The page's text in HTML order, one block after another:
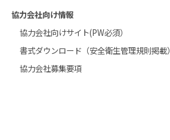
協力会社向け情報
協力会社向けサイト(PW必須）
書式ダウンロード（安全衛生管理規則掲載）
協力会社募集要項